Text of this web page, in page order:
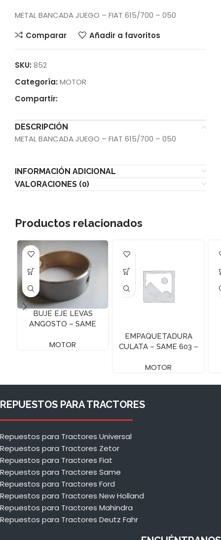
METAL BANCADA JUEGO – FIAT 615/700 – 050
Comparar
Añadir a favoritos
SKU: 852
Categoría: MOTOR
Compartir:
DESCRIPCIÓN
METAL BANCADA JUEGO – FIAT 615/700 – 050
INFORMACIÓN ADICIONAL
VALORACIONES (0)
Productos relacionados
BUJE EJE LEVAS
ANGOSTO – SAME
MOTOR
EMPAQUETADURA
CULATA – SAME 603 –
MOTOR
REPUESTOS PARA TRACTORES
Repuestos para Tractores Universal
Repuestos para Tractores Zetor
Repuestos para Tractores Fiat
Repuestos para Tractores Same
Repuestos para Tractores Ford
Repuestos para Tractores New Holland
Repuestos para Tractores Mahindra
Repuestos para Tractores Deutz Fahr